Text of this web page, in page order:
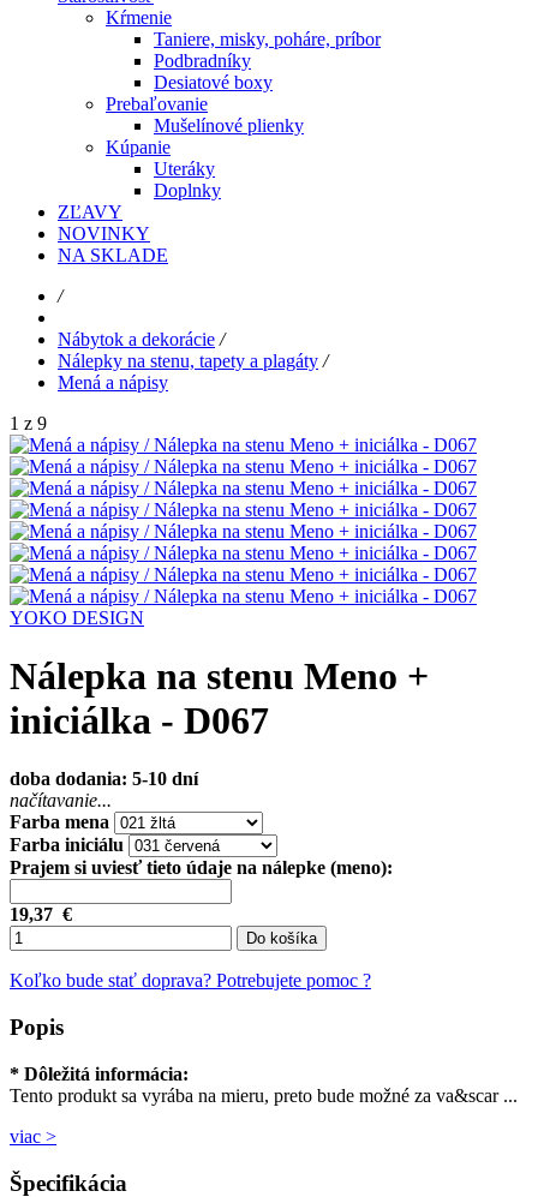
Kŕmenie
Taniere, misky, poháre, príbor
Podbradníky
Desiatové boxy
Prebaľovanie
Mušelínové plienky
Kúpanie
Uteráky
Doplnky
ZĽAVY
NOVINKY
NA SKLADE
/
Nábytok a dekorácie /
Nálepky na stenu, tapety a plagáty /
Mená a nápisy
1 z 9
YOKO DESIGN
Nálepka na stenu Meno +
iniciálka - D067
doba dodania: 5-10 dní
načítavanie...
Farba mena
Farba iniciálu
Prajem si uviesť tieto údaje na nálepke (meno):
19,37 €
Do košíka
Koľko bude stať doprava? Potrebujete pomoc ?
Popis
* Dôležitá informácia:
Tento produkt sa vyrába na mieru, preto bude možné za va&scar ...
viac >
Špecifikácia